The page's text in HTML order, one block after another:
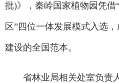
批)》，秦岭国家植物园凭
区”四位一体发展模式入选
建设的全国范本。
省林业局相关处室负责